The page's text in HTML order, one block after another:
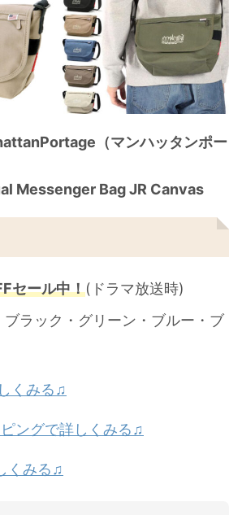
（マンハッタンポー
Messenger Bag JR Canvas
セール中！(ドラマ放送時)
ブラック・グリーン・ブルー・ブ
くみる♫
ングで詳しくみる♫
くみる♫